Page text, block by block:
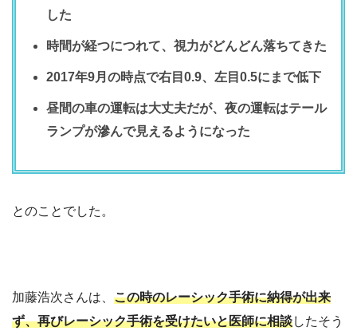
した
時間が経つにつれて、視力がどんどん落ちてきた
2017年9月の時点で右目0.9、左目0.5にまで低下
昼間の車の運転は大丈夫だが、夜の運転はテール
ランプが滲んで見えるようになった
とのことでした。
加藤浩次さんは、 この時のレーシック手術に納得が出来
ず、再びレーシック手術を受けたいと医師に相談したそう